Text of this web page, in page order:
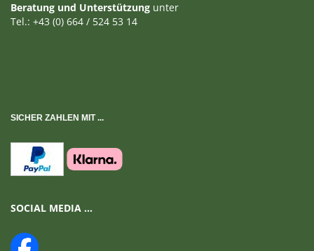
Beratung und Unterstützung unter
Tel.: +43 (0) 664 / 524 53 14
SICHER ZAHLEN MIT ...
SOCIAL MEDIA ...